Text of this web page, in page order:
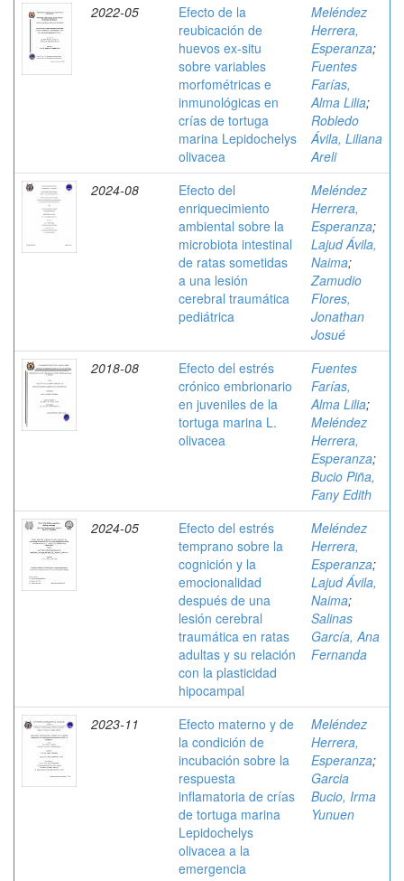
2022-05
Efecto de la
reubicación de
huevos ex-situ
sobre variables
morfométricas e
inmunológicas en
crías de tortuga
marina Lepidochelys
olivacea
Meléndez
Herrera,
Esperanza;
Fuentes
Farías,
Alma Lilia;
Robledo
Ávila, Liliana
Areli
2024-08
Efecto del
enriquecimiento
ambiental sobre la
microbiota intestinal
de ratas sometidas
a una lesión
cerebral traumática
pediátrica
Meléndez
Herrera,
Esperanza;
Lajud Ávila,
Naima;
Zamudio
Flores,
Jonathan
Josué
2018-08
Efecto del estrés
crónico embrionario
en juveniles de la
tortuga marina L.
olivacea
Fuentes
Farías,
Alma Lilia;
Meléndez
Herrera,
Esperanza;
Bucio Piña,
Fany Edith
2024-05
Efecto del estrés
temprano sobre la
cognición y la
emocionalidad
después de una
lesión cerebral
traumática en ratas
adultas y su relación
con la plasticidad
hipocampal
Meléndez
Herrera,
Esperanza;
Lajud Ávila,
Naima;
Salinas
García, Ana
Fernanda
2023-11
Efecto materno y de
la condición de
incubación sobre la
respuesta
inflamatoria de crías
de tortuga marina
Lepidochelys
olivacea a la
emergencia
Meléndez
Herrera,
Esperanza;
Garcia
Bucio, Irma
Yunuen